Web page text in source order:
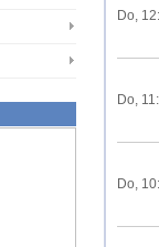
Do,
Do,
Do,